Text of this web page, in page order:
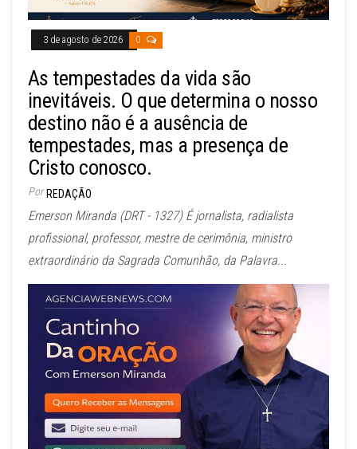
3 de agosto de 2026 0
As tempestades da vida são
inevitáveis. O que determina o nosso
destino não é a ausência de
tempestades, mas a presença de
Cristo conosco.
Por REDAÇÃO
Emerson Miranda (DRT - 1327) É jornalista, radialista
profissional, professor, mestre de cerimônia, ministro
extraordinário da Sagrada Comunhão, da Palavra...